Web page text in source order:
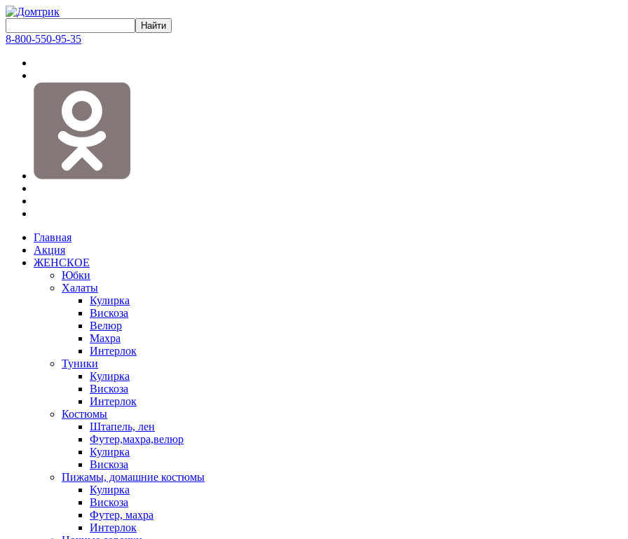
8-800-550-95-35
Главная
Акция
ЖЕНСКОЕ
Юбки
Халаты
Кулирка
Вискоза
Велюр
Махра
Интерлок
Туники
Кулирка
Вискоза
Интерлок
Костюмы
Штапель, лен
Футер,махра,велюр
Кулирка
Вискоза
Пижамы, домашние костюмы
Кулирка
Вискоза
Футер, махра
Интерлок